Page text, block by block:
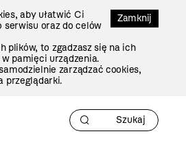
Zamknij
aby ułatwić Ci
serwisu oraz do celów
plików, to zgadzasz się na ich
pamięci urządzenia.
zarządzać cookies,
przeglądarki.